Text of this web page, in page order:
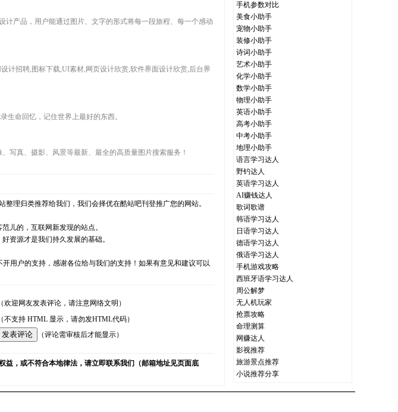
产品，用户能通过图片、文字的形式将每一段旅程、每一个感动
计招聘,图标下载,UI素材,网页设计欣赏,软件界面设计欣赏,后台界
生命回忆，记住世界上最好的东西。
写真、摄影、风景等最新、最全的高质量图片搜索服务！
理归类推荐给我们，我们会择优在酷站吧刊登推广您的网站。
儿的，互联网新发现的站点。
资源才是我们持久发展的基础。
用户的支持，感谢各位给与我们的支持！如果有意见和建议可以
（欢迎网友发表评论，请注意网络文明）
（不支持 HTML 显示，请勿发HTML代码）
（评论需审核后才能显示）
益，或不符合本地律法，请立即联系我们（邮箱地址见页面底
手机参数对比
美食小助手
宠物小助手
装修小助手
诗词小助手
艺术小助手
化学小助手
数学小助手
物理小助手
英语小助手
高考小助手
中考小助手
地理小助手
语言学习达人
野钓达人
英语学习达人
AI赚钱达人
歌词歌谱
韩语学习达人
日语学习达人
德语学习达人
俄语学习达人
手机游戏攻略
西班牙语学习达人
周公解梦
无人机玩家
抢票攻略
命理测算
网赚达人
影视推荐
旅游景点推荐
小说推荐分享